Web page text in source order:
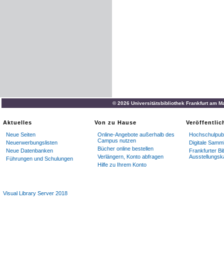
© 2026 Universitätsbibliothek Frankfurt am
Aktuelles
Neue Seiten
Neuerwerbungslisten
Neue Datenbanken
Führungen und Schulungen
Von zu Hause
Online-Angebote außerhalb des
Campus nutzen
Bücher online bestellen
Verlängern, Konto abfragen
Hilfe zu Ihrem Konto
Digitale
Frankfurter
Visual Library Server 2018